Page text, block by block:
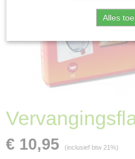
€ 10,95 (inclusief btw 21%)
Alles